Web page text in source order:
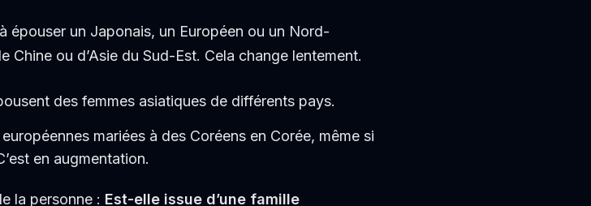
épouser un Japonais, un Européen ou un Nord-
ou d’Asie du Sud-Est. Cela change lentement.
des femmes asiatiques de différents pays.
mariées à des Coréens en Corée, même si
en augmentation.
la personne : Est-elle issue d’une famille